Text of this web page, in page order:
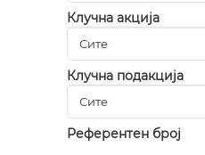
Клучна акција
Клучна подакција
Референтен број